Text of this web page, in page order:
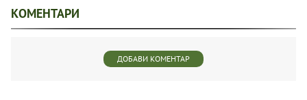
КОМЕНТАРИ
ДОБАВИ КОМЕНТАР